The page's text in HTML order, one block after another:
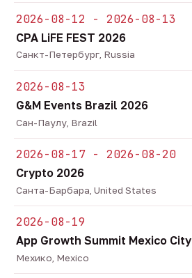
2026-08-12 - 2026-08-13
CPA LiFE FEST 2026
Санкт-Петербург, Russia
2026-08-13
G&M Events Brazil 2026
Сан-Паулу, Brazil
2026-08-17 - 2026-08-20
Crypto 2026
Санта-Барбара, United States
2026-08-19
App Growth Summit Mexico City
Мехико, Mexico